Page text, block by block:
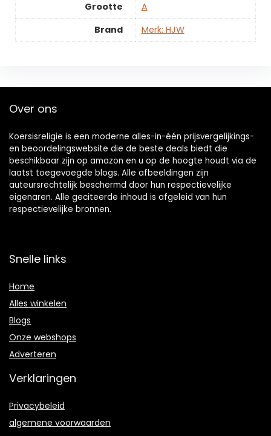
Grootte
‎A
Brand
Merk: HJW
Over ons
Koersisreligie is een moderne alles-in-één prijsvergelijkings-
en beoordelingswebsite die de beste deals biedt die
beschikbaar zijn op amazon en u op de hoogte houdt via de
laatst toegevoegde blogs. Alle afbeeldingen zijn
auteursrechtelijk beschermd door hun respectievelijke
eigenaren. Alle geciteerde inhoud is afgeleid van hun
respectievelijke bronnen.
Snelle links
Home
Alles winkelen
Blogs
Onze webshops
Adverteren
Verklaringen
Privacybeleid
algemene voorwaarden